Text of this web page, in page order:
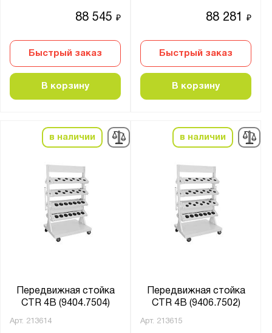
88 545₽
Быстрый заказ
В корзину
88 281₽
Быстрый заказ
В корзину
в наличии
Передвижная стойка
CTR 4B (9404.7504)
Арт. 213614
в наличии
Передвижная стойка
CTR 4B (9406.7502)
Арт. 213615
Способ установки:
Количество ярусов:
5
20
Страна производства:
Россия
Производитель:
Серия: